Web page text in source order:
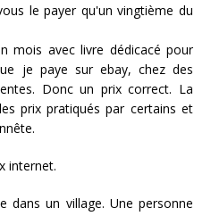
le payer qu'un vingtième du
mois avec livre dédicacé pour
je paye sur ebay, chez des
Donc un prix correct. La
prix pratiqués par certains et
internet.
dans un village. Une personne